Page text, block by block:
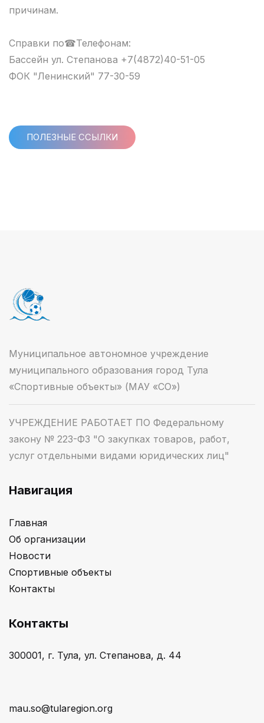
причинам.
Справки по☎Телефонам:
Бассейн ул. Степанова +7(4872)40-51-05
ФОК "Ленинский" 77-30-59
ПОЛЕЗНЫЕ ССЫЛКИ
Муниципальное автономное учреждение
муниципального образования город Тула
«Спортивные объекты» (МАУ «СО»)
УЧРЕЖДЕНИЕ РАБОТАЕТ ПО Федеральному
закону № 223-ФЗ "О закупках товаров, работ,
услуг отдельными видами юридических лиц"
Навигация
Главная
Об организации
Новости
Спортивные объекты
Контакты
Контакты
300001, г. Тула, ул. Степанова, д. 44
mau.so@tularegion.org